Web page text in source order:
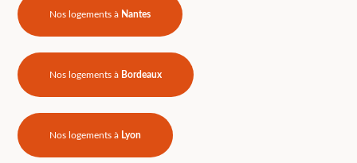
Nos logements à Nantes
Nos logements à Bordeaux
Nos logements à Lyon